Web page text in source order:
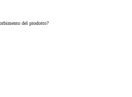
del prodotto?